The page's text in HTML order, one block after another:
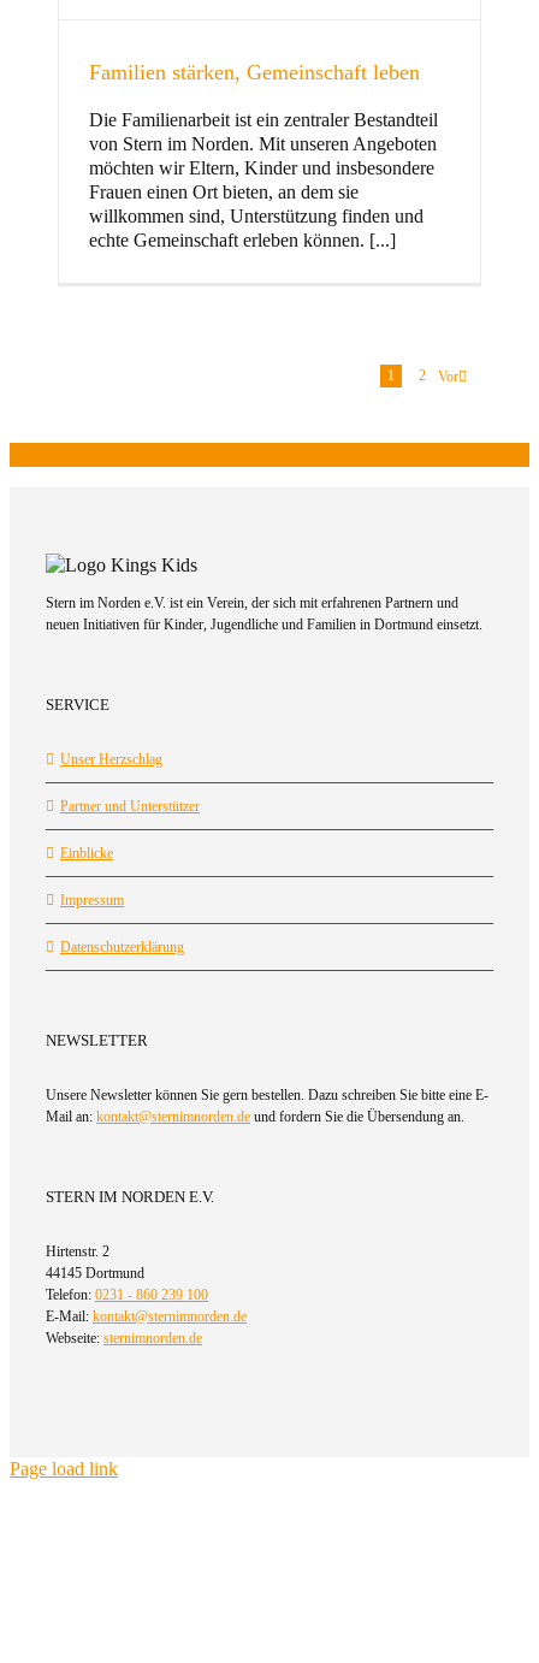
Familien stärken, Gemeinschaft leben
Die Familienarbeit ist ein zentraler Bestandteil
von Stern im Norden. Mit unseren Angeboten
möchten wir Eltern, Kinder und insbesondere
Frauen einen Ort bieten, an dem sie
willkommen sind, Unterstützung finden und
echte Gemeinschaft erleben können. [...]
1 2 Vor
Stern im Norden e.V. ist ein Verein, der sich mit erfahrenen Partnern und
neuen Initiativen für Kinder, Jugendliche und Familien in Dortmund einsetzt.
SERVICE
Unser Herzschlag
Partner und Unterstützer
Einblicke
Impressum
Datenschutzerklärung
NEWSLETTER
Unsere Newsletter können Sie gern bestellen. Dazu schreiben Sie bitte eine E-
Mail an: kontakt@sternimnorden.de und fordern Sie die Übersendung an.
STERN IM NORDEN E.V.
Hirtenstr. 2
44145 Dortmund
Telefon: 0231 - 860 239 100
E-Mail: kontakt@sternimnorden.de
Webseite: sternimnorden.de
Page load link